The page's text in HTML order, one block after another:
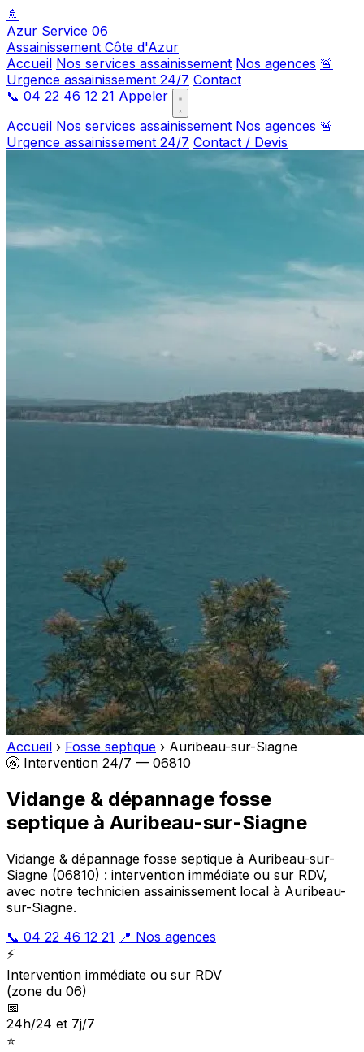
🚿
Azur Service 06
Assainissement Côte d'Azur
Accueil Nos services assainissement Nos agences 🚨
Urgence assainissement 24/7 Contact
📞 04 22 46 12 21 Appeler
Accueil Nos services assainissement Nos agences 🚨
Urgence assainissement 24/7 Contact / Devis
Accueil › Fosse septique › Auribeau-sur-Siagne
🚱 Intervention 24/7 — 06810
Vidange & dépannage fosse
septique à Auribeau-sur-Siagne
Vidange & dépannage fosse septique à Auribeau-sur-
Siagne (06810) : intervention immédiate ou sur RDV,
avec notre technicien assainissement local à Auribeau-
sur-Siagne.
📞 04 22 46 12 21 📍 Nos agences
⚡
Intervention immédiate ou sur RDV
(zone du 06)
📅
24h/24 et 7j/7
⭐